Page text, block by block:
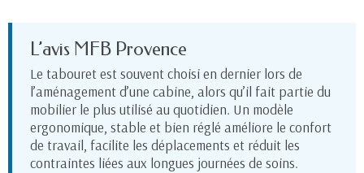
L’avis MFB Provence
Le tabouret est souvent choisi en dernier lors de
l’aménagement d’une cabine, alors qu’il fait partie du
mobilier le plus utilisé au quotidien. Un modèle
ergonomique, stable et bien réglé améliore le confort
de travail, facilite les déplacements et réduit les
contraintes liées aux longues journées de soins.